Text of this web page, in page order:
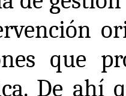
que
De ahí